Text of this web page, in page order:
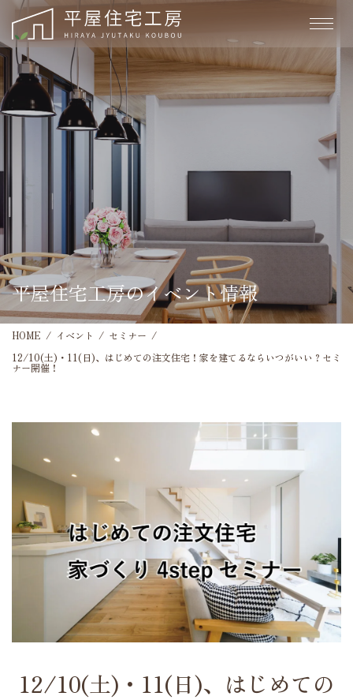
平屋住宅工房のイベント情報
HOME イベント
セミナー
12/10(土)・11(日)、はじめての注文住宅！家を建てるならいつがいい？セミ
ナー開催！
12/10(土)・11(日)、はじめての